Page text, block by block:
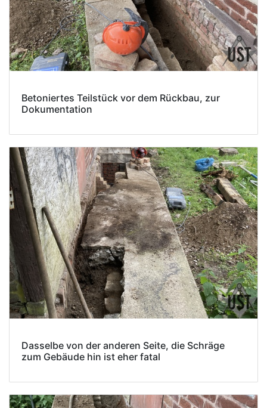
Betoniertes Teilstück vor dem Rückbau, zur
Dokumentation
Dasselbe von der anderen Seite, die Schräge
zum Gebäude hin ist eher fatal